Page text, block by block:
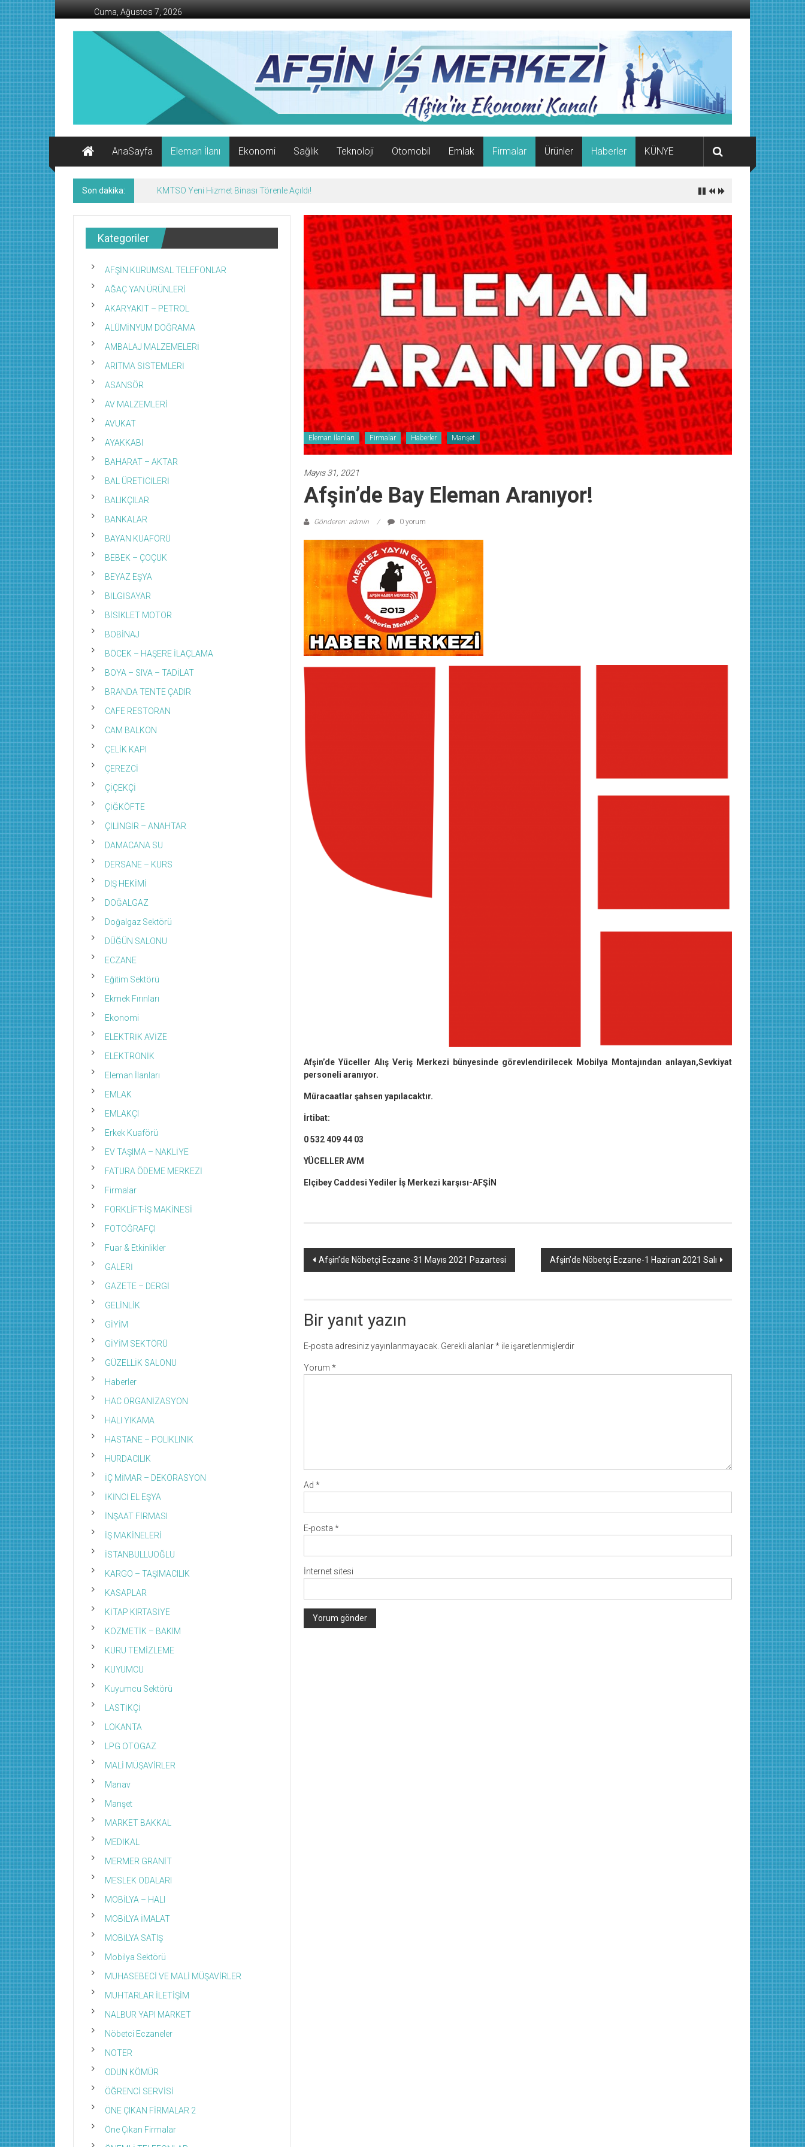
İçeriğe
geç
Cuma, Ağustos 7, 2026
AFŞİN
Ekonomi
Kanalı
AnaSayfa
Eleman İlanı Ekonomi Sağlık Teknoloji Otomobil Emlak Firmalar Ürünler Haberler KÜNYE
Son dakika: KMTSO Yeni Hizmet Binası Törenle Açıldı!
Eleman İlanları Firmalar Haberler Manşet
Mayıs 31, 2021
Afşin’de Bay Eleman Aranıyor!
Gönderen: admin 0 yorum
Afşin’de Yüceller Alış Veriş Merkezi bünyesinde görevlendirilecek Mobilya Montajından anlayan,Sevkiyat
personeli aranıyor.
Müracaatlar şahsen yapılacaktır.
İrtibat:
0 532 409 44 03
YÜCELLER AVM
Elçibey Caddesi Yediler İş Merkezi karşısı-AFŞİN
Yazı
Afşin’de Nöbetçi Eczane-31 Mayıs 2021 Pazartesi Afşin’de Nöbetçi Eczane-1 Haziran 2021 Salı
Bir yanıt yazın
E-posta adresiniz yayınlanmayacak. Gerekli alanlar* ile işaretlenmişlerdir
Yorum *
Ad *
E-posta *
İnternet sitesi
Kategoriler
AFŞİN KURUMSAL TELEFONLAR
AĞAÇ YAN ÜRÜNLERİ
AKARYAKIT – PETROL
ALÜMİNYUM DOĞRAMA
AMBALAJ MALZEMELERİ
ARITMA SİSTEMLERİ
ASANSÖR
AV MALZEMLERİ
AVUKAT
AYAKKABI
BAHARAT – AKTAR
BAL ÜRETİCİLERİ
BALIKÇILAR
BANKALAR
BAYAN KUAFÖRÜ
BEBEK – ÇOÇUK
BEYAZ EŞYA
BİLGİSAYAR
BİSİKLET MOTOR
BOBİNAJ
BÖCEK – HAŞERE İLAÇLAMA
BOYA – SIVA – TADİLAT
BRANDA TENTE ÇADIR
CAFE RESTORAN
CAM BALKON
ÇELİK KAPI
ÇEREZCİ
ÇİÇEKÇİ
ÇİĞKÖFTE
ÇİLİNGİR – ANAHTAR
DAMACANA SU
DERSANE – KURS
DIŞ HEKİMİ
DOĞALGAZ
Doğalgaz Sektörü
DÜĞÜN SALONU
ECZANE
Eğitim Sektörü
Ekmek Fırınları
Ekonomi
ELEKTRİK AVİZE
ELEKTRONİK
Eleman İlanları
EMLAK
EMLAKÇI
Erkek Kuaförü
EV TAŞIMA – NAKLİYE
FATURA ÖDEME MERKEZİ
Firmalar
FORKLİFT-İŞ MAKİNESİ
FOTOĞRAFÇI
Fuar & Etkinlikler
GALERİ
GAZETE – DERGİ
GELİNLİK
GİYİM
GİYİM SEKTÖRÜ
GÜZELLİK SALONU
Haberler
HAC ORGANİZASYON
HALI YIKAMA
HASTANE – POLIKLINIK
HURDACILIK
İÇ MİMAR – DEKORASYON
İKİNCİ EL EŞYA
İNŞAAT FİRMASI
İŞ MAKİNELERİ
İSTANBULLUOĞLU
KARGO – TAŞIMACILIK
KASAPLAR
KİTAP KIRTASİYE
KOZMETİK – BAKIM
KURU TEMİZLEME
KUYUMCU
Kuyumcu Sektörü
LASTİKÇİ
LOKANTA
LPG OTOGAZ
MALİ MÜŞAVİRLER
Manav
Manşet
MARKET BAKKAL
MEDİKAL
MERMER GRANİT
MESLEK ODALARI
MOBİLYA – HALI
MOBİLYA İMALAT
MOBİLYA SATIŞ
Mobilya Sektörü
MUHASEBECİ VE MALİ MÜŞAVİRLER
MUHTARLAR İLETİŞİM
NALBUR YAPI MARKET
Nöbetci Eczaneler
NOTER
ODUN KÖMÜR
ÖĞRENCİ SERVİSİ
ÖNE ÇIKAN FİRMALAR 2
Öne Çıkan Firmalar